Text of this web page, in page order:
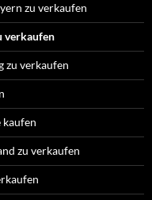
zu verkaufen
verkaufen
zu verkaufen
zu verkaufen